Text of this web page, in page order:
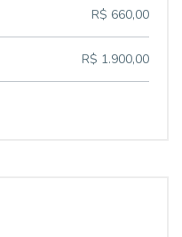
R$ 660,00
R$ 1.900,00